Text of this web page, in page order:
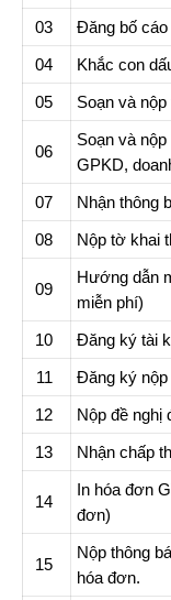
03
Đăng bố cáo
04
Khắc con
05
Soạn và
06
Soạn và
GPKD,
07
Nhận thông
08
Nộp tờ khai
09
Hướng dẫn
miễn phí)
10
Đăng ký tài
11
Đăng ký
12
Nộp đề nghị
13
Nhận chấp
14
In hóa đơn
đơn)
15
Nộp thông
hóa đơn.